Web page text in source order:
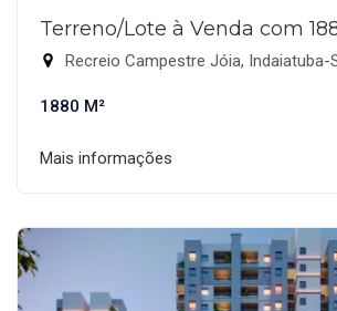
Terreno/Lote à Venda com
Recreio Campestre Jóia, Indaiatuba-
1880 M²
Mais informações